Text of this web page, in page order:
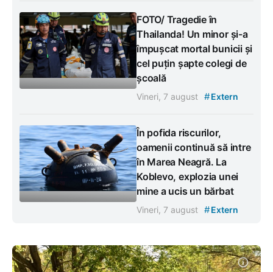
FOTO/ Tragedie în
Thailanda! Un minor și-a
împușcat mortal bunicii și
cel puțin șapte colegi de
școală
Vineri, 7 august #Extern
În pofida riscurilor,
oamenii continuă să intre
în Marea Neagră. La
Koblevo, explozia unei
mine a ucis un bărbat
Vineri, 7 august #Extern